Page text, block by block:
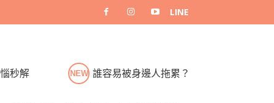
秒解 NEW 誰容易被身邊人拖累？